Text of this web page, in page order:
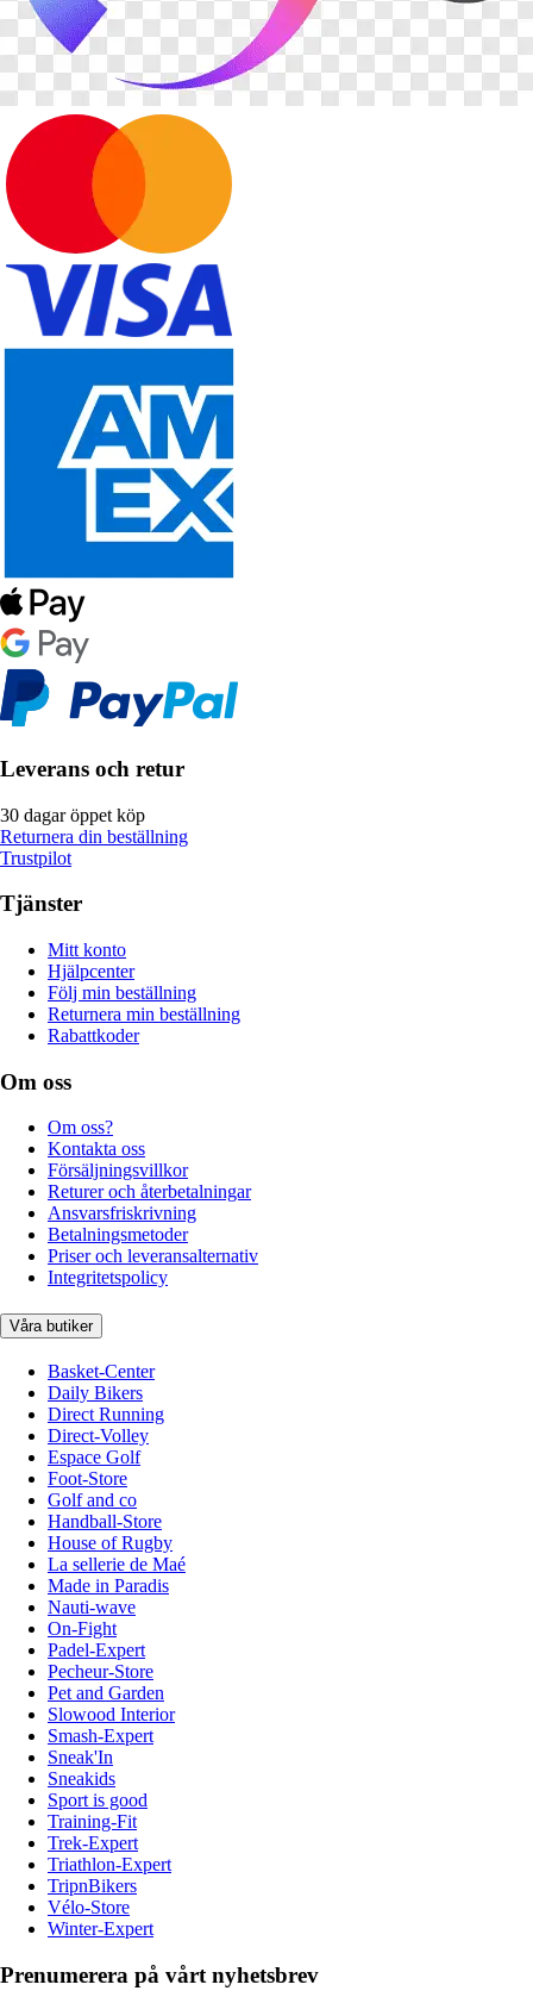
Leverans och retur
30 dagar öppet köp
Returnera din beställning
Trustpilot
Tjänster
Mitt konto
Hjälpcenter
Följ min beställning
Returnera min beställning
Rabattkoder
Om oss
Om oss?
Kontakta oss
Försäljningsvillkor
Returer och återbetalningar
Ansvarsfriskrivning
Betalningsmetoder
Priser och leveransalternativ
Integritetspolicy
Våra butiker
Basket-Center
Daily Bikers
Direct Running
Direct-Volley
Espace Golf
Foot-Store
Golf and co
Handball-Store
House of Rugby
La sellerie de Maé
Made in Paradis
Nauti-wave
On-Fight
Padel-Expert
Pecheur-Store
Pet and Garden
Slowood Interior
Smash-Expert
Sneak'In
Sneakids
Sport is good
Training-Fit
Trek-Expert
Triathlon-Expert
TripnBikers
Vélo-Store
Winter-Expert
Prenumerera på vårt nyhetsbrev